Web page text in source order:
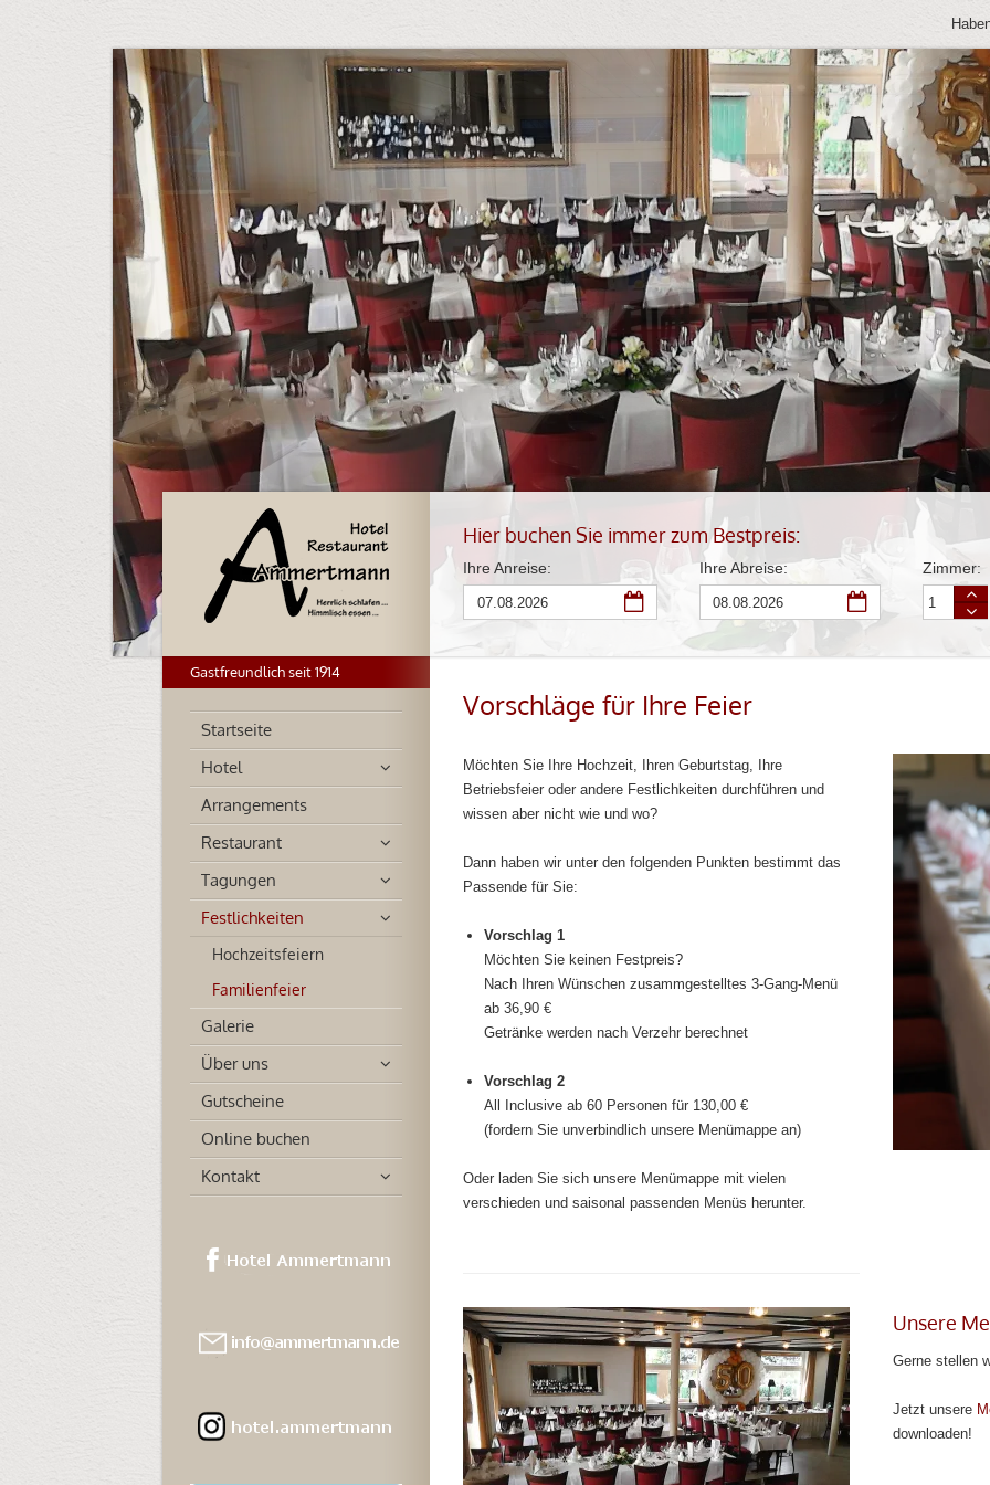
Hier buchen Sie immer zum Bestpreis:
Ihre Anreise:
Anreise
auswählen
Ihre Abreise:
Abreise
Zimmer:
mehr
Vorschläge für Ihre Feier
Möchten Sie Ihre Hochzeit, Ihren Geburtstag, Ihre
Betriebsfeier oder andere Festlichkeiten durchführen und
wissen aber nicht wie und wo?
Dann haben wir unter den folgenden Punkten bestimmt das
Passende für Sie:
Vorschlag 1
Möchten Sie keinen Festpreis?
Nach Ihren Wünschen zusammgestelltes 3-Gang-Menü
ab 36,90 €
Getränke werden nach Verzehr berechnet
Vorschlag 2
All Inclusive ab 60 Personen für 130,00 €
(fordern Sie unverbindlich unsere Menümappe an)
Oder laden Sie sich unsere Menümappe mit vielen
verschieden und saisonal passenden Menüs herunter.
Unsere
Gerne stellen
Jetzt unsere
downloaden!
Gastfreundlich seit 1914
Startseite
Hotel
Arrangements
Restaurant
Tagungen
Festlichkeiten
Hochzeitsfeiern
Familienfeier
Galerie
Über uns
Gutscheine
Online buchen
Kontakt